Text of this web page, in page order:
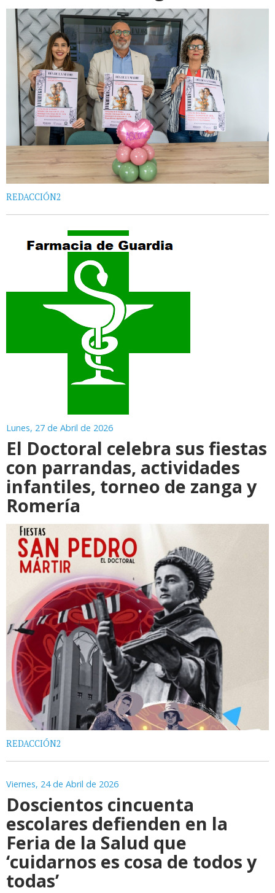
REDACCIÓN2
Lunes, 27 de Abril de 2026
El Doctoral celebra sus fiestas
con parrandas, actividades
infantiles, torneo de zanga y
Romería
REDACCIÓN2
Viernes, 24 de Abril de 2026
Doscientos cincuenta
escolares defienden en la
Feria de la Salud que
‘cuidarnos es cosa de todos y
todas’